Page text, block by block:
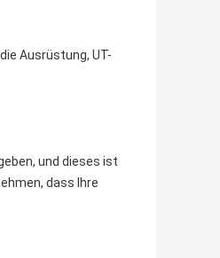
Ausrüstung, UT-
und dieses ist
dass Ihre